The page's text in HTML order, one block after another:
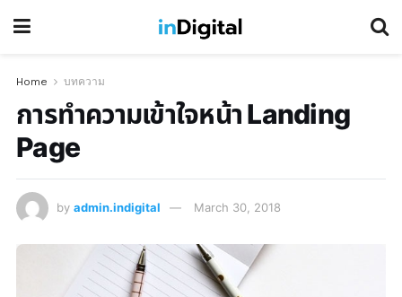
Home บทความ
การทำความเข้าใจหน้า Landing
Page
by admin.indigital March 30, 2018